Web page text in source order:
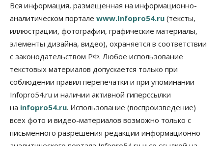
10 Августа 2026, 11:15
Финансы
ПСБ нарастил объемы факторинга МСБ в
Новосибирской области
10 Августа 2026, 11:10
В Минстрое НСО объяснили, как планируют
завершать долгострой на Серафимовича
10 Августа 2026, 11:00
Бизнес Город Общество
Большая часть улиц в Новосибирске закрыта для
Вся информация, размещенная на информационно-
аналитическом портале www.Infopro54.ru (тексты,
иллюстрации, фотографии, графические материалы,
элементы дизайна, видео), охраняется в соответствии
с законодательством РФ. Любое использование
текстовых материалов допускается только при
соблюдении правил перепечатки и при упоминании
Infopro54.ru и наличии активной гиперссылки
на infopro54.ru. Использование (воспроизведение)
всех фото и видео-материалов возможно только с
письменного разрешения редакции информационно-